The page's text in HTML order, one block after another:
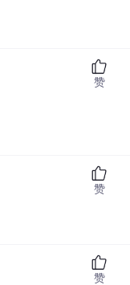
赞
赞
赞